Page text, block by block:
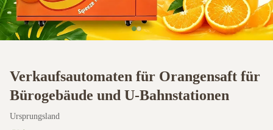
Verkaufsautomaten für Orangensaft für
Bürogebäude und U-Bahnstationen
Ursprungsland